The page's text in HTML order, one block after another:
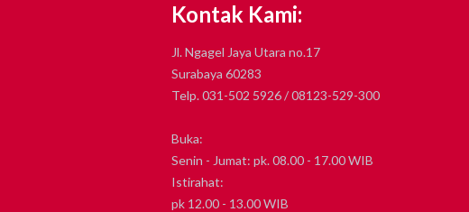
Kontak Kami:
Jl. Ngagel Jaya Utara no.17
Surabaya 60283
Telp. 031-502 5926 / 08123-529-300
Buka:
Senin - Jumat: pk. 08.00 - 17.00 WIB
Istirahat:
pk 12.00 - 13.00 WIB